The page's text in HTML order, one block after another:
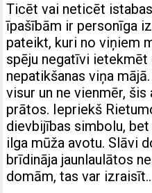
Ticēt vai neticēt
īpašībām ir personīga
pateikt, kuri no viņiem
spēju negatīvi
nepatikšanas viņa
visur un ne vienmēr,
prātos. Iepriekš
dievbijības simbolu,
ilga mūža avotu. Slāvi
brīdināja jaunlaulātos
domām, tas var